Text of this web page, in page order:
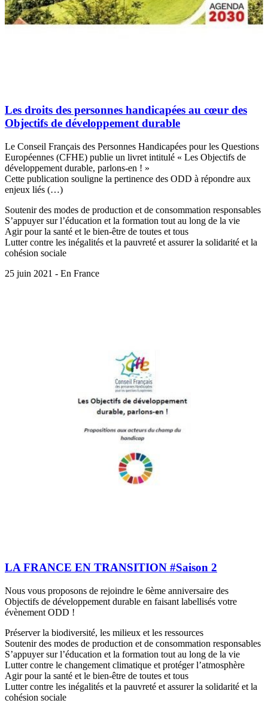
Les droits des personnes handicapées au cœur des
Objectifs de développement durable
Le Conseil Français des Personnes Handicapées pour les Questions
Européennes (CFHE) publie un livret intitulé « Les Objectifs de
développement durable, parlons-en ! »
Cette publication souligne la pertinence des ODD à répondre aux
enjeux liés (…)
Soutenir des modes de production et de consommation responsables
S’appuyer sur l’éducation et la formation tout au long de la vie
Agir pour la santé et le bien-être de toutes et tous
Lutter contre les inégalités et la pauvreté et assurer la solidarité et la
cohésion sociale
25 juin 2021 - En France
LA FRANCE EN TRANSITION #Saison 2
Nous vous proposons de rejoindre le 6ème anniversaire des
Objectifs de développement durable en faisant labellisés votre
évènement ODD !
Préserver la biodiversité, les milieux et les ressources
Soutenir des modes de production et de consommation responsables
S’appuyer sur l’éducation et la formation tout au long de la vie
Lutter contre le changement climatique et protéger l’atmosphère
Agir pour la santé et le bien-être de toutes et tous
Lutter contre les inégalités et la pauvreté et assurer la solidarité et la
cohésion sociale